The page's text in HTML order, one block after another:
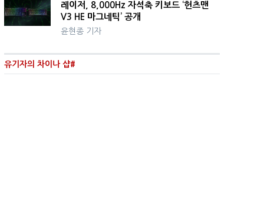
레이저, 8,000Hz 자석축 키보드 ‘헌츠맨
V3 HE 마그네틱’ 공개
윤현종 기자
유기자의 차이나 샵#